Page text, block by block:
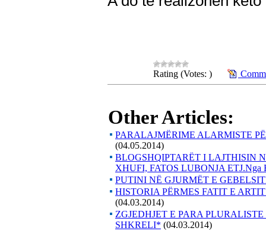
Rating (Votes: )
Other Articles:
PARALAJMËRIME ALARMISTE
(04.05.2014)
BLOGSHQIPTARËT I LAJTHISIN
XHUFI, FATOS LUBONJA ETJ.Nga
PUTINI NË GJURMËT E
HISTORIA PËRMES FATIT E
(04.03.2014)
ZGJEDHJET E PARA
SHKRELI* (04.03.2014)